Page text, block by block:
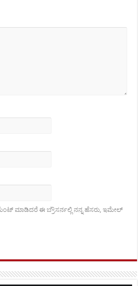
ಮಾಡಿದರೆ ಈ ಬ್ರೌಸರ್ನಲ್ಲಿ ನನ್ನ ಹೆಸರು, ಇಮೇಲ್